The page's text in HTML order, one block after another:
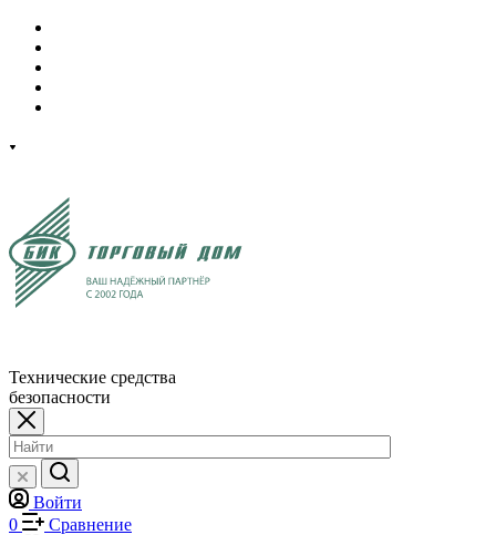
Технические средства
безопасности
Войти
0
Сравнение